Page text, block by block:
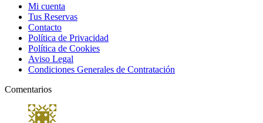
Mi cuenta
Tus Reservas
Contacto
Política de Privacidad
Política de Cookies
Aviso Legal
Condiciones Generales de Contratación
Comentarios